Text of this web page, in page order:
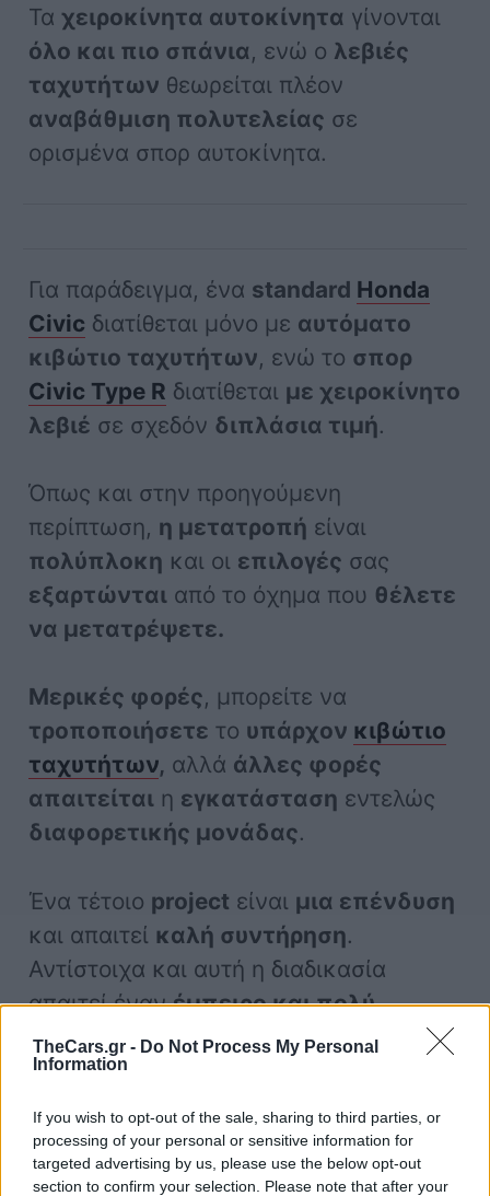
TheCars.gr - Do Not Process My Personal
Information
If you wish to opt-out of the sale, sharing to third parties, or
processing of your personal or sensitive information for
targeted advertising by us, please use the below opt-out
section to confirm your selection. Please note that after your
Ταχειροκίνητα αυτοκίνητα γίνονται
όλο και πιο σπάνια, ενώ ο λεβιές
ταχυτήτων θεωρείται πλέον
αναβάθμιση πολυτελείας σε
ορισμένα σπορ αυτοκίνητα.
Για παράδειγμα, ένα standard Honda
Civic διατίθεται μόνο με αυτόματο
κιβώτιο ταχυτήτων, ενώ το σπορ
Civic Type R διατίθεται με χειροκίνητο
λεβιέ σε σχεδόν διπλάσια τιμή.
Όπως και στην προηγούμενη
περίπτωση, η μετατροπή είναι
πολύπλοκη και οι επιλογές σας
εξαρτώνται από το όχημα που θέλετε
να μετατρέψετε.
Μερικές φορές, μπορείτε να
τροποποιήσετε το υπάρχον κιβώτιο
ταχυτήτων, αλλά άλλες φορές
απαιτείται η εγκατάσταση εντελώς
διαφορετικής μονάδας.
Ένα τέτοιο project είναι μια επένδυση
και απαιτεί καλή συντήρηση.
Αντίστοιχα και αυτή η διαδικασία
απαιτεί ένανέμπειρο και πολύ
προσεκτικό επαγγελματία.